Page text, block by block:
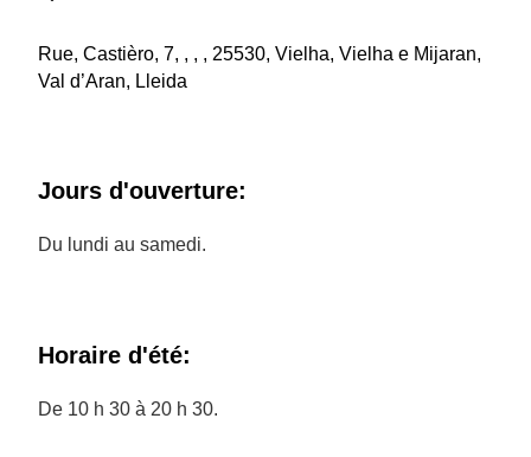
Rue, Castièro, 7, , , , 25530, Vielha, Vielha e Mijaran,
Val d’Aran, Lleida
Jours d'ouverture:
Du lundi au samedi.
Horaire d'été:
De 10 h 30 à 20 h 30.